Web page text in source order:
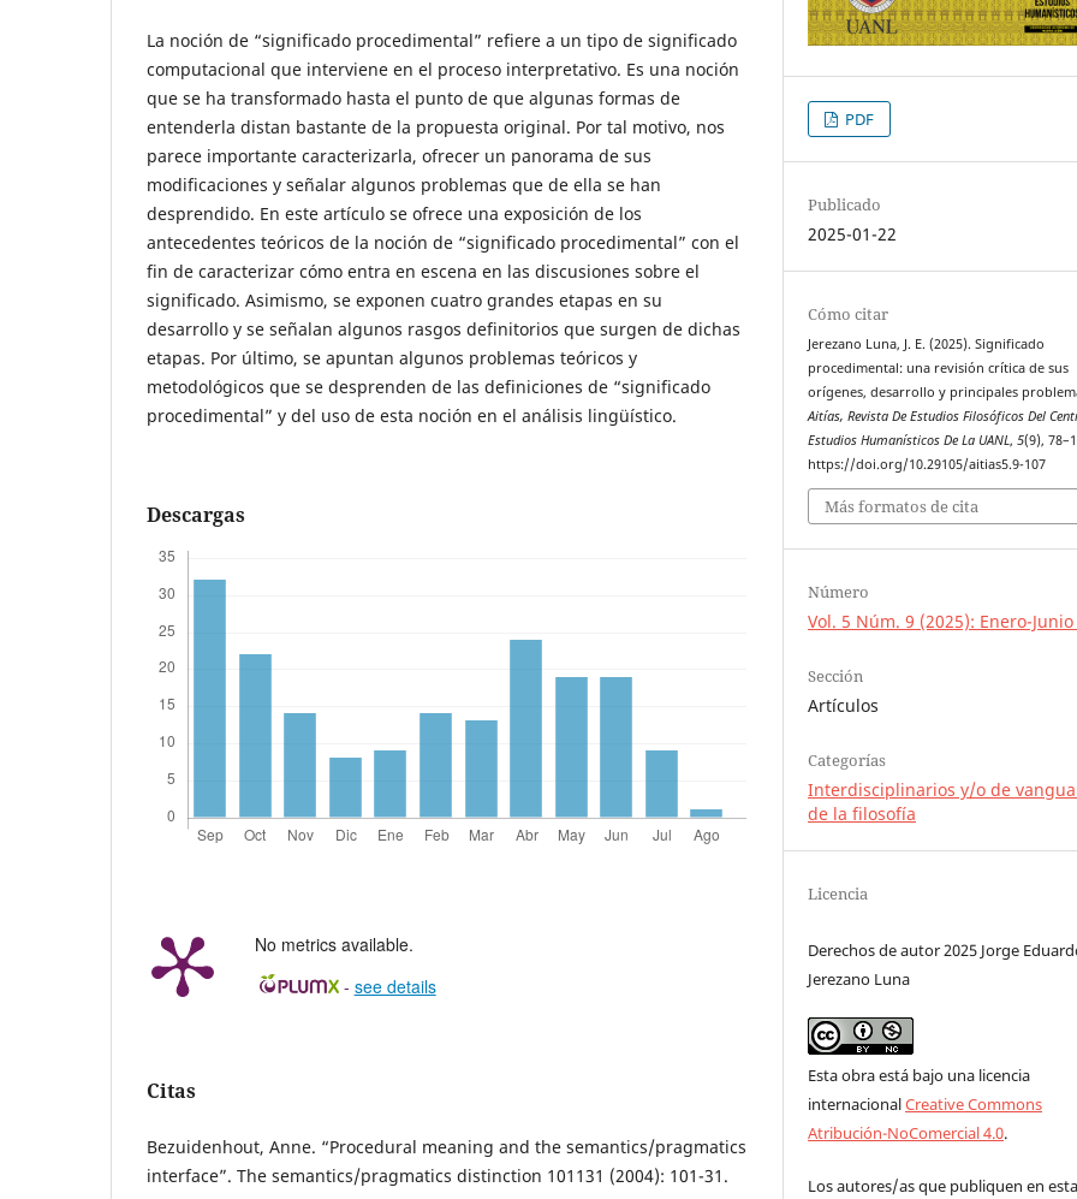
La noción de “significado procedimental” refiere a un tipo de significado
computacional que interviene en el proceso interpretativo. Es una noción
que se ha transformado hasta el punto de que algunas formas de
entenderla distan bastante de la propuesta original. Por tal motivo, nos
parece importante caracterizarla, ofrecer un panorama de sus
modificaciones y señalar algunos problemas que de ella se han
desprendido. En este artículo se ofrece una exposición de los
antecedentes teóricos de la noción de “significado procedimental” con el
fin de caracterizar cómo entra en escena en las discusiones sobre el
significado. Asimismo, se exponen cuatro grandes etapas en su
desarrollo y se señalan algunos rasgos definitorios que surgen de dichas
etapas. Por último, se apuntan algunos problemas teóricos y
metodológicos que se desprenden de las definiciones de “significado
procedimental” y del uso de esta noción en el análisis lingüístico.
Descargas
No metrics available.
- see details
Citas
Bezuidenhout, Anne. “Procedural meaning and the semantics/pragmatics
interface”. The semantics/pragmatics distinction 101131 (2004): 101-31.
PDF
Publicado
2025-01-22
Cómo citar
Jerezano Luna, J. E. (2025). Significado
procedimental: una revisión crítica de sus
orígenes, desarrollo y principales
Aitías, Revista De Estudios Filosóficos Del
Estudios Humanísticos De La UANL ,5(9),
https://doi.org/10.29105/aitias5.9-107
Más formatos de cita
Número
Vol. 5 Núm. 9 (2025): Enero-Junio
Sección
Artículos
Categorías
Interdisciplinarios y/o de
de la filosofía
Licencia
Derechos de autor 2025 Jorge
Jerezano Luna
Esta obra está bajo una licencia
internacionalCreative Commons
Atribución-NoComercial 4.0.
Los autores/as que publiquen en esta